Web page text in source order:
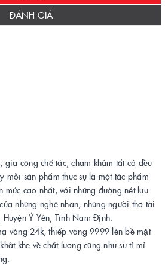
ĐÁNH GIÁ
gia công chế tác, chạm khảm tất cả đều
mỗi sản phẩm thực sự là một tác phẩm
cao nhất, với những đường nét lưu
những nghệ nhân, những người thợ tài
Ý Yên, Tỉnh Nam Định.
vàng 24k, thiếp vàng 9999 lên bề mặt
khe về chất lượng cũng như sự tỉ mỉ